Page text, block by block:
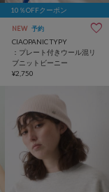
10％OFFクーポン
NEW 予約
CIAOPANIC TYPY
：プレート付きウール混リ
ブニットビーニー
¥2,750